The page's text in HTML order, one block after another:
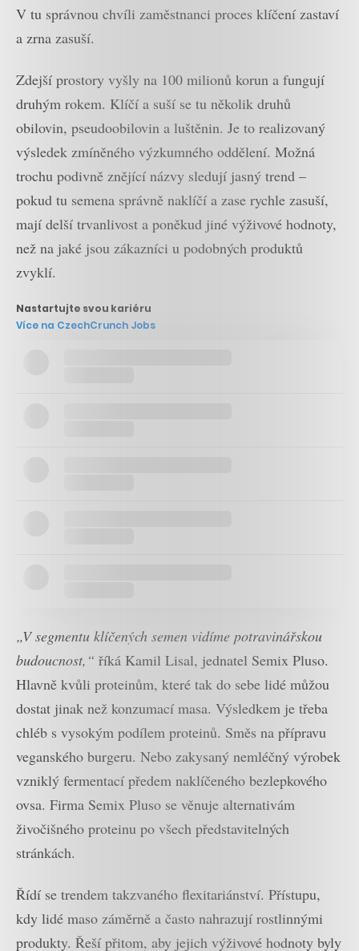
V tu správnou chvíli zaměstnanci proces klíčení zastaví
a zrna zasuší.
Zdejší prostory vyšly na 100 milionů korun a fungují
druhým rokem. Klíčí a suší se tu několik druhů
obilovin, pseudoobilovin a luštěnin. Je to realizovaný
výsledek zmíněného výzkumného oddělení. Možná
trochu podivně znějící názvy sledují jasný trend –
pokud tu semena správně naklíčí a zase rychle zasuší,
mají delší trvanlivost a poněkud jiné výživové hodnoty,
než na jaké jsou zákazníci u podobných produktů
zvyklí.
Nastartujte svou kariéru
Více na CzechCrunch Jobs
„V segmentu klíčených semen vidíme potravinářskou
budoucnost,“ říká Kamil Lisal, jednatel Semix Pluso.
Hlavně kvůli proteinům, které tak do sebe lidé můžou
dostat jinak než konzumací masa. Výsledkem je třeba
chléb s vysokým podílem proteinů. Směs na přípravu
veganského burgeru. Nebo zakysaný nemléčný výrobek
vzniklý fermentací předem naklíčeného bezlepkového
ovsa. Firma Semix Pluso se věnuje alternativám
živočišného proteinu po všech představitelných
stránkách.
Řídí se trendem takzvaného flexitariánství. Přístupu,
kdy lidé maso záměrně a často nahrazují rostlinnými
produkty. Řeší přitom, aby jejich výživové hodnoty byly